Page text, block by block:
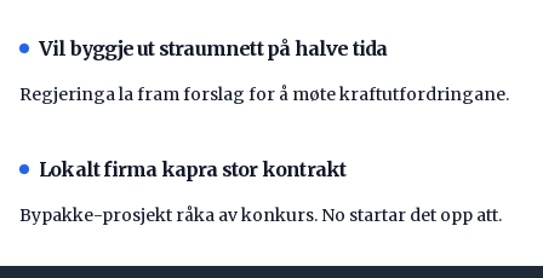
Vil byggje ut straumnett på halve tida
Regjeringa la fram forslag for å møte kraftutfordringane.
Lokalt firma kapra stor kontrakt
Bypakke-prosjekt råka av konkurs. No startar det opp att.